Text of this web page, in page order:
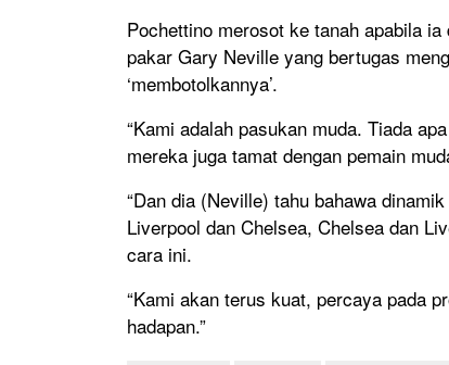
Pochettino merosot ke tanah apabila
pakar Gary Neville yang bertugas
‘membotolkannya’.
“Kami adalah pasukan muda. Tiada
mereka juga tamat dengan pemain
“Dan dia (Neville) tahu bahawa
Liverpool dan Chelsea, Chelsea dan
cara ini.
“Kami akan terus kuat, percaya pada
hadapan.”